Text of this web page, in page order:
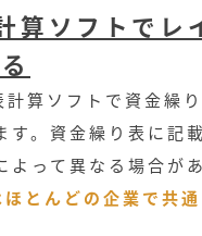
算ソフトでレ
算ソフトで資金繰
す。資金繰り表に記
よって異なる場合が
とんどの企業で共通